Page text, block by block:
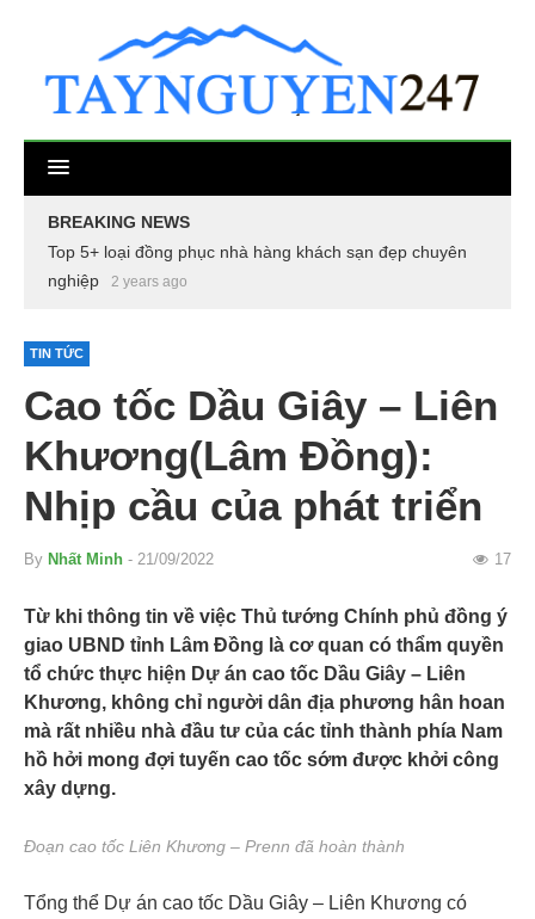
BREAKING NEWS
Top 5+ loại đồng phục nhà hàng khách sạn đẹp chuyên
nghiệp
2 years ago
TIN TỨC
Cao tốc Dầu Giây – Liên
Khương(Lâm Đồng):
Nhịp cầu của phát triển
By Nhất Minh - 21/09/2022 17
Từ khi thông tin về việc Thủ tướng Chính phủ đồng ý
giao UBND tỉnh Lâm Đồng là cơ quan có thẩm quyền
tổ chức thực hiện Dự án cao tốc Dầu Giây – Liên
Khương, không chỉ người dân địa phương hân hoan
mà rất nhiều nhà đầu tư của các tỉnh thành phía Nam
hồ hởi mong đợi tuyến cao tốc sớm được khởi công
xây dựng.
Đoạn cao tốc Liên Khương – Prenn đã hoàn thành
Tổng thể Dự án cao tốc Dầu Giây – Liên Khương có